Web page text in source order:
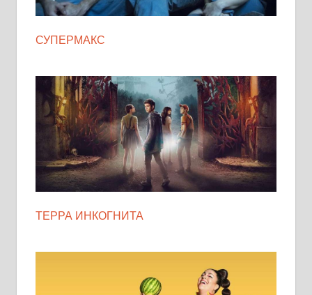
СУПЕРМАКС
ТЕРРА ИНКОГНИТА